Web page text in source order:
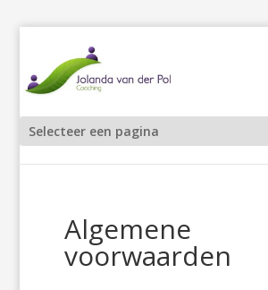
Selecteer een pagina
Algemene
voorwaarden